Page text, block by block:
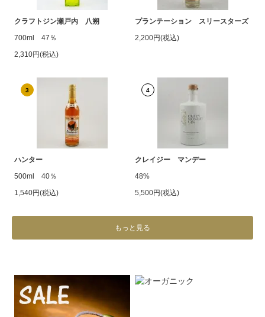
クラフトジン瀬戸内 八朔
700ml 47％
2,310円(税込)
プランテーション スリースターズ
2,200円(税込)
3
ハンター
500ml 40％
1,540円(税込)
4
クレイジー マンデー
48%
5,500円(税込)
もっと見る